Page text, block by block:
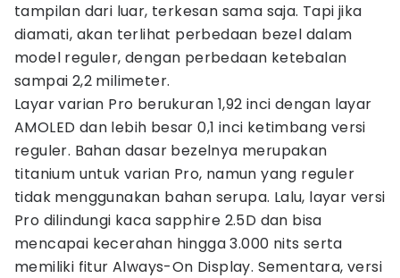
tampilan dari luar, terkesan sama saja. Tapi jika
diamati, akan terlihat perbedaan bezel dalam
model reguler, dengan perbedaan ketebalan
sampai 2,2 milimeter.
Layar varian Pro berukuran 1,92 inci dengan layar
AMOLED dan lebih besar 0,1 inci ketimbang versi
reguler. Bahan dasar bezelnya merupakan
titanium untuk varian Pro, namun yang reguler
tidak menggunakan bahan serupa. Lalu, layar versi
Pro dilindungi kaca sapphire 2.5D dan bisa
mencapai kecerahan hingga 3.000 nits serta
memiliki fitur Always-On Display. Sementara, versi